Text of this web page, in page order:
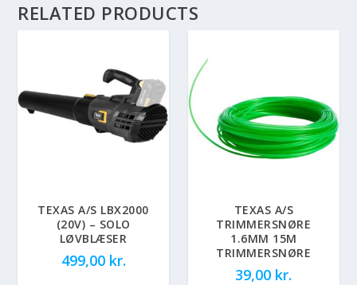
RELATED PRODUCTS
TEXAS A/S LBX2000
(20V) – SOLO
LØVBLÆSER
499,00 kr.
TEXAS A/S
TRIMMERSNØRE
1.6MM 15M
TRIMMERSNØRE
39,00 kr.